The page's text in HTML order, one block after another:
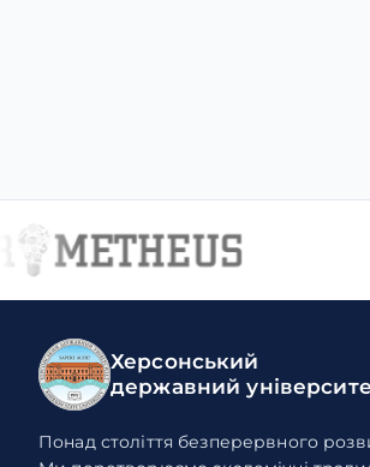
Херсонський
державний
Понад століття безперервного